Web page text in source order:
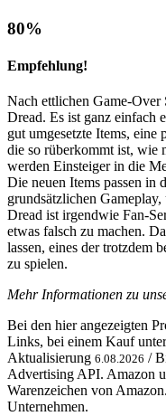
80%
Empfehlung!
Nach ettlichen Game-
Dread. Es ist ganz einfach
gut umgesetzte Items, eine
die so rüberkommt ist, wie
werden Einsteiger in die
Die neuen Items passen in
grundsätzlichen
Dread ist irgendwie Fan-
etwas falsch zu machen.
lassen, eines der trotzdem
zu spielen.
Mehr Informationen zu
Bei den hier angezeigten
Links, bei einem Kauf
Aktualisierung 6.08.2026 /
Advertising API. Amazon
Warenzeichen von
Unternehmen.